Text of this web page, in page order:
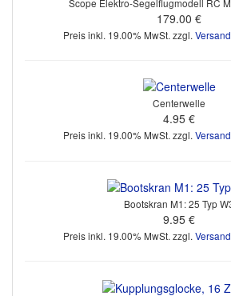
179.00 €
Preis inkl. 19.00% MwSt. zzgl. Versand
Centerwelle
4.95 €
Preis inkl. 19.00% MwSt. zzgl.Versand
Bootskran M1: 25 Typ
9.95 €
Preis inkl. 19.00% MwSt. zzgl. Versand